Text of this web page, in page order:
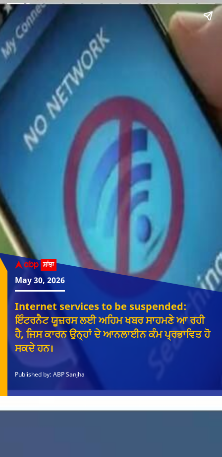
May 30, 2026
Internet services to be suspended:
ਇੰਟਰਨੈਟ ਯੂਜ਼ਰਸ ਲਈ ਅਹਿਮ ਖਬਰ ਸਾਹਮਣੇ ਆ ਰਹੀ
ਹੈ, ਜਿਸ ਕਾਰਨ ਉਨ੍ਹਾਂ ਦੇ ਆਨਲਾਈਨ ਕੰਮ ਪ੍ਰਭਾਵਿਤ ਹੋ
ਸਕਦੇ ਹਨ।
Published by: ABP Sanjha